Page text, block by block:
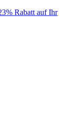
Rabatt auf Ihr